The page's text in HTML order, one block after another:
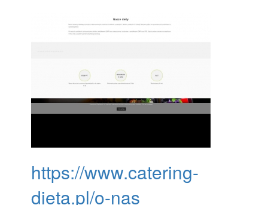
https://www.catering-
dieta.pl/o-nas